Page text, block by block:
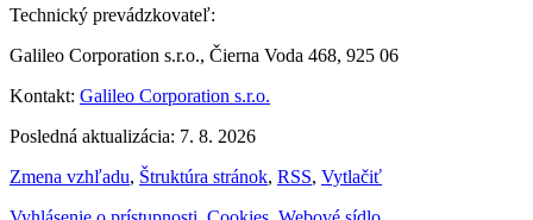
Technický prevádzkovateľ:
Galileo Corporation s.r.o., Čierna Voda 468, 925 06
Kontakt: Galileo Corporation s.r.o.
Posledná aktualizácia: 7. 8. 2026
Zmena vzhľadu, Štruktúra stránok, RSS, Vytlačiť